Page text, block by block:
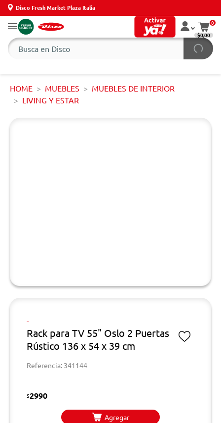
Disco Fresh Market Plaza Italia
0
$0,00
HOME MUEBLES
MUEBLES DE INTERIOR
LIVING Y ESTAR
-
Rack para TV 55" Oslo 2 Puertas
Rústico 136 x 54 x 39 cm
Referencia: 341144
$2990
Agregar